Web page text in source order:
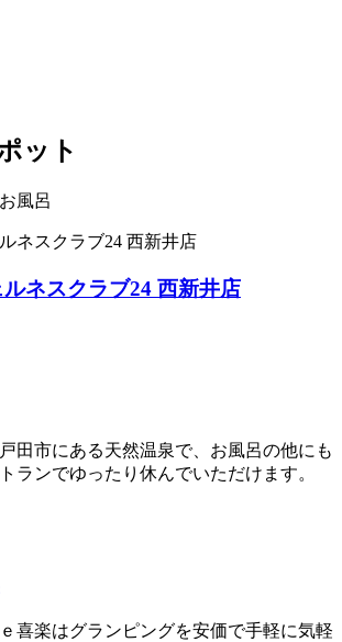
ット
風呂
ネスクラブ24 西新井店
田市にある天然温泉で、お風呂の他にも
ランでゆったり休んでいただけます。
喜楽はグランピングを安価で手軽に気軽